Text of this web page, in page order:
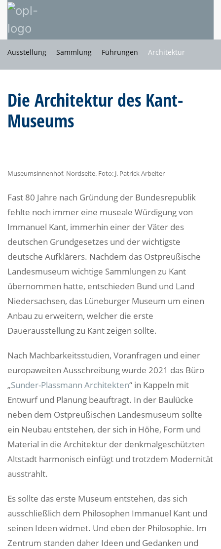
Ausstellung Sammlung Führungen Architektur
Die Architektur des Kant-
Museums
Museumsinnenhof, Nordseite. Foto: J. Patrick Arbeiter
Fast 80 Jahre nach Gründung der Bundesrepublik
fehlte noch immer eine museale Würdigung von
Immanuel Kant, immerhin einer der Väter des
deutschen Grundgesetzes und der wichtigste
deutsche Aufklärers. Nachdem das Ostpreußische
Landesmuseum wichtige Sammlungen zu Kant
übernommen hatte, entschieden Bund und Land
Niedersachsen, das Lüneburger Museum um einen
Anbau zu erweitern, welcher die erste
Dauerausstellung zu Kant zeigen sollte.
Nach Machbarkeitsstudien, Voranfragen und einer
europaweiten Ausschreibung wurde 2021 das Büro
„Sunder-Plassmann Architekten“ in Kappeln mit
Entwurf und Planung beauftragt. In der Baulücke
neben dem Ostpreußischen Landesmuseum sollte
ein Neubau entstehen, der sich in Höhe, Form und
Material in die Architektur der denkmalgeschützten
Altstadt harmonisch einfügt und trotzdem Modernität
ausstrahlt.
Es sollte das erste Museum entstehen, das sich
ausschließlich dem Philosophen Immanuel Kant und
seinen Ideen widmet. Und eben der Philosophie. Im
Zentrum standen daher Ideen und Gedanken und